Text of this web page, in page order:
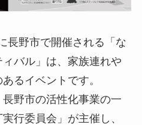
長野市で開催される「な
バル」は、家族連れや
るイベントです。
野市の活性化事業の一
行委員会」が主催し、